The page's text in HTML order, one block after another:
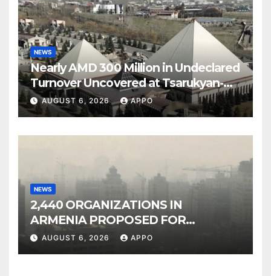
NEWS
Nearly AMD 300 Million in Undeclared
Turnover Uncovered at Tsarukyan-
Owned Entertainment Center
AUGUST 6, 2026 APPO
NEWS
2,440 ORGANIZATIONS IN
ARMENIA PROPOSED FOR
INCLUSION IN LIST OF AIR
AUGUST 6, 2026 APPO